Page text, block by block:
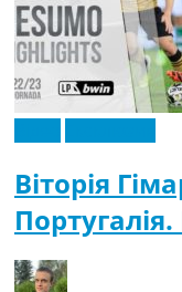
Віторія